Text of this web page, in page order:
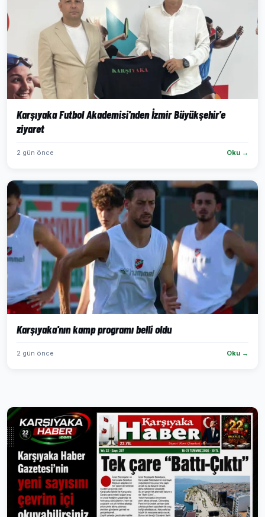
Karşıyaka Futbol Akademisi'nden İzmir Büyükşehir'e
ziyaret
2 gün önce Oku →
Karşıyaka'nın kamp programı belli oldu
2 gün önce Oku →